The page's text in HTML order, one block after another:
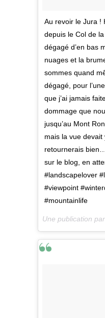
Au revoir le Jura !
depuis le Col de
dégagé d’en bas
nuages et la
sommes quand
dégagé, pour
que j’ai jamais
dommage que
jusqu’au Mont
mais la vue
retournerais
sur le blog, en
#landscapelover
#viewpoint
#mountainlife